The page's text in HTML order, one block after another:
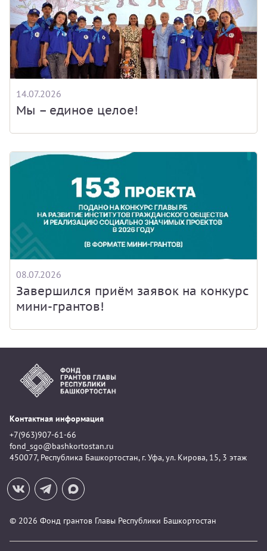
14.07.2026
Мы – единое целое!
08.07.2026
Завершился приём заявок на конкурс
мини-грантов!
Контактная информация
+7(963)907-61-66
fond_sgo@bashkortostan.ru
450077, Республика Башкортостан, г. Уфа, ул. Кирова, 15, 3 этаж
© 2026 Фонд грантов Главы Республики Башкортостан